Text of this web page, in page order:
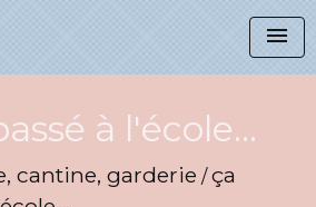
menu
à l'école...
cantine, garderie /ça